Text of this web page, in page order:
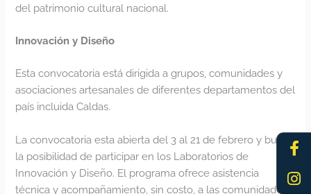
f
del patrimonio cultural nacional.
Innovación y Diseño
Esta convocatoria está dirigida a grupos, comunidades y
asociaciones artesanales de diferentes departamentos del
país incluida Caldas.
La convocatoria esta abierta del 3 al 21 de febrero y busca
la posibilidad de participar en los Laboratorios de
Innovación y Diseño. El programa ofrece asistencia
técnica y acompañamiento, sin costo, a las comunidades